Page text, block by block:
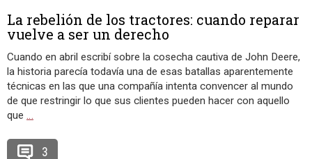
La rebelión de los tractores: cuando reparar
vuelve a ser un derecho
Cuando en abril escribí sobre la cosecha cautiva de John Deere,
la historia parecía todavía una de esas batallas aparentemente
técnicas en las que una compañía intenta convencer al mundo
de que restringir lo que sus clientes pueden hacer con aquello
que …
3